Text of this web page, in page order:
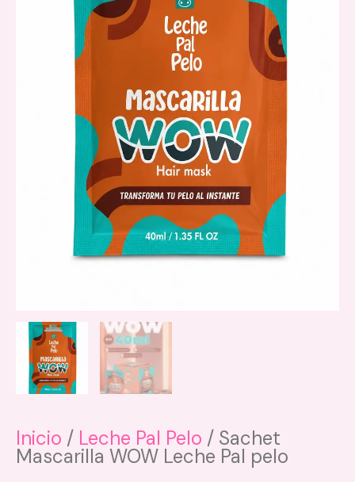
Inicio / Leche Pal Pelo / Sachet
Mascarilla WOW Leche Pal pelo